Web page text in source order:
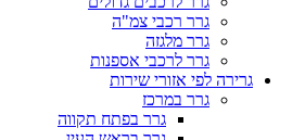
גרר רכבי צמ"ה
גרר מלגזה
גרר לרכבי אספנות
גרירה לפי אזורי שירות
גרר במרכז
גרר בפתח תקווה